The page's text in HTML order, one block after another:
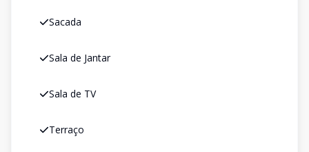
Sacada
Sala de Jantar
Sala de TV
Terraço